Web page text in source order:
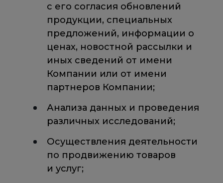
с его согласия обновлений
продукции, специальных
предложений, информации о
ценах, новостной рассылки и
иных сведений от имени
Компании или от имени
партнеров Компании;
Анализа данных и проведения
различных исследований;
Осуществления деятельности
по продвижению товаров
и услуг;